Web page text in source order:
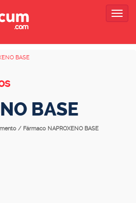
BASE
BASE
/ Fármaco NAPROXENO BASE